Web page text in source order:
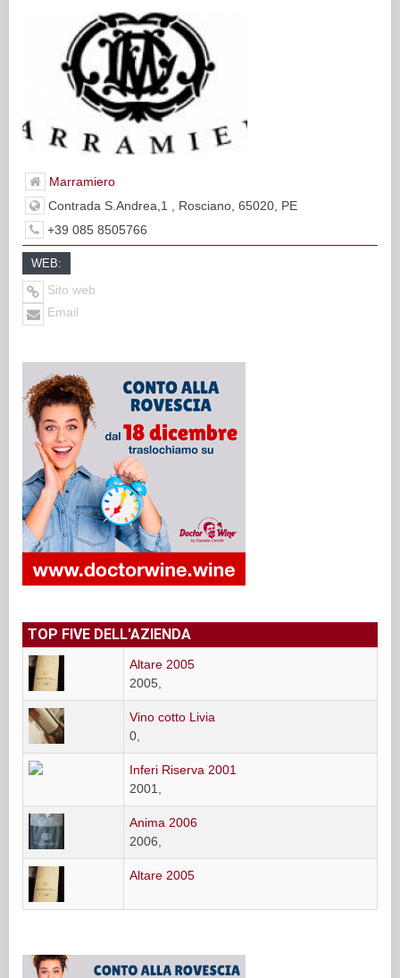
Marramiero
Contrada S.Andrea,1 , Rosciano, 65020, PE
+39 085 8505766
WEB:
Sito web
Email
TOP FIVE DELL'AZIENDA
Altare 2005
2005,
Vino cotto Livia
0,
Inferi Riserva 2001
2001,
Anima 2006
2006,
Altare 2005